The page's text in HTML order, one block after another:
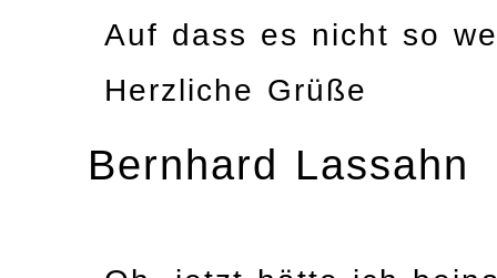
Auf dass es nicht so
Herzliche Grüße
Bernhard Lassahn